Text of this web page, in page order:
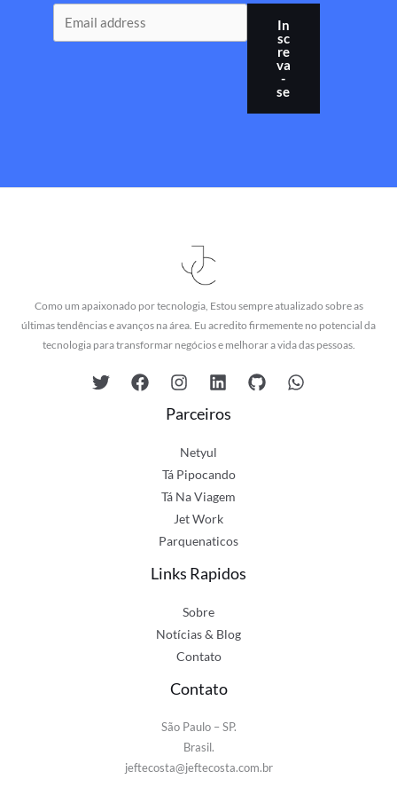
In
sc
re
va
-
se
Como um apaixonado por tecnologia, Estou sempre atualizado sobre as
últimas tendências e avanços na área. Eu acredito firmemente no potencial da
tecnologia para transformar negócios e melhorar a vida das pessoas.
Parceiros
Netyul
Tá Pipocando
Tá Na Viagem
Jet Work
Parquenaticos
Links Rapidos
Sobre
Notícias & Blog
Contato
Contato
São Paulo – SP.
Brasil.
jeftecosta@jeftecosta.com.br